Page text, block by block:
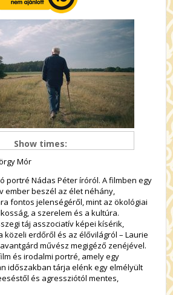
Show times:
Mór
portré Nádas Péter íróról. A filmben egy
ember beszél az élet néhány,
fontos jelenségéről, mint az ökológiai
a szerelem és a kultúra.
táj asszociatív képei kísérik,
közeli erdőről és az élővilágról – Laurie
művész megigéző zenéjével.
és irodalmi portré, amely egy
időszakban tárja elénk egy elmélyült
és agressziótól mentes,